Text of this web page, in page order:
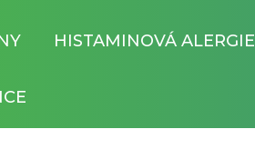
HISTAMINOVÁ ALERGIE